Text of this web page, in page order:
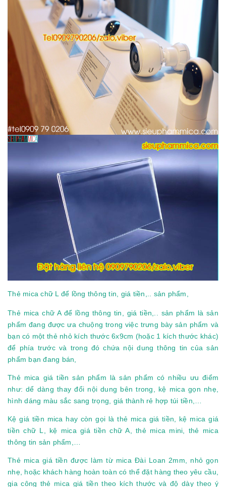
Thẻ mica chữ L để lồng thông tin, giá tiền,.. sản phẩm,
Thẻ mica chữ A để lồng thông tin, giá tiền,.. sản phẩm là sản
phẩm đang được ưa chuộng trong việc trưng bày sản phẩm và
bạn có một thẻ nhỏ kích thước 6x9cm (hoặc 1 kích thước khác)
để phía trước và trong đó chứa nội dung thông tin của sản
phẩm bạn đang bán,
Thẻ mica giá tiền sản phẩm là sản phẩm có nhiều ưu điểm
như: dể dàng thay đổi nội dung bên trong, kệ mica gọn nhẹ,
hình dáng màu sắc sang trọng, giá thành rẻ hợp túi tiền,…
Kệ giá tiền mica hay còn gọi là thẻ mica giá tiền, kệ mica giá
tiền chữ L, kệ mica giá tiền chữ A, thẻ mica mini, thẻ mica
thông tin sản phẩm,…
Thẻ mica giá tiền được làm từ mica Đài Loan 2mm, nhỏ gọn
nhẹ, hoặc khách hàng hoàn toàn có thể đặt hàng theo yêu cầu,
gia công thẻ mica giá tiền theo kích thước và độ dày theo ý